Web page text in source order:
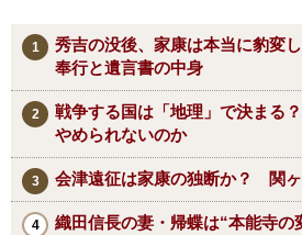
秀吉の没後、家康は本当に豹変
奉行と遺言書の中身
戦争する国は「地理」で決まる
やめられないのか
会津遠征は家康の独断か？ 関
織田信長の妻・帰蝶は“本能寺の